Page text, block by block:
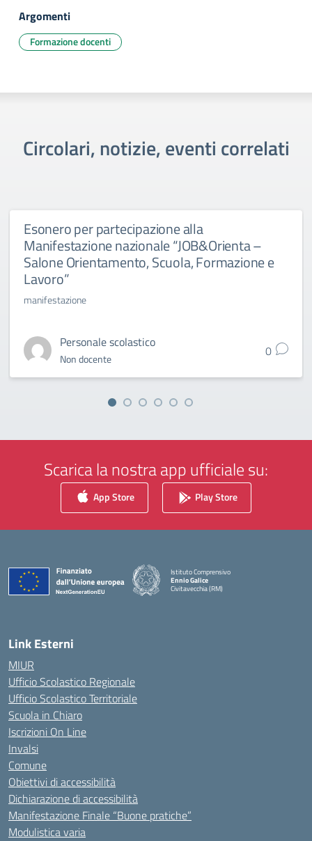
Argomenti
Formazione docenti
Circolari, notizie, eventi correlati
Esonero per partecipazione alla
Manifestazione nazionale “JOB&Orienta –
Salone Orientamento, Scuola, Formazione e
Lavoro”
manifestazione
Personale scolastico
Non docente 0
Scarica la nostra app ufficiale su:
App Store Play Store
Istituto Comprensivo
Ennio Galice
Civitavecchia (RM)
Link Esterni
MIUR
Ufficio Scolastico Regionale
Ufficio Scolastico Territoriale
Scuola in Chiaro
Iscrizioni On Line
Invalsi
Comune
Obiettivi di accessibilità
Dichiarazione di accessibilità
Manifestazione Finale “Buone pratiche”
Modulistica varia